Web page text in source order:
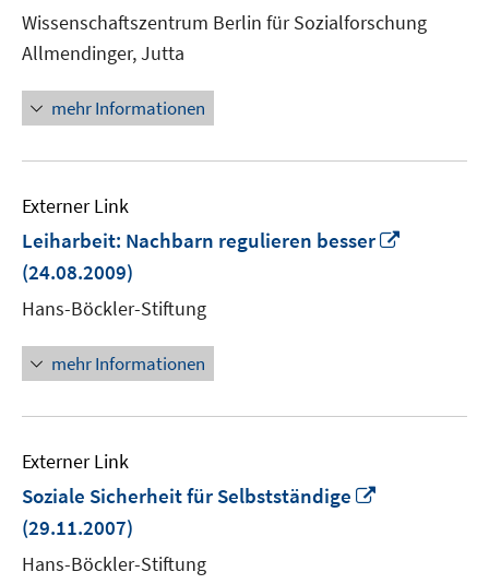
öffnen
Wissenschaftszentrum Berlin für Sozialforschung
Allmendinger, Jutta
mehr Informationen
Externer Link
Leiharbeit: Nachbarn regulieren besser
(24.08.2009)
Hans-Böckler-Stiftung
mehr Informationen
Externer Link
Soziale Sicherheit für Selbstständige
(29.11.2007)
Hans-Böckler-Stiftung